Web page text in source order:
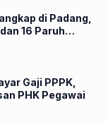
di Padang,
16 Paruh
Gaji PPPK,
PHK Pegawai